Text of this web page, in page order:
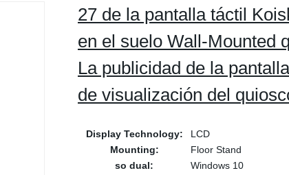
27 de la pantalla táctil
en el suelo Wall-Mounted
La publicidad de la
de visualización del
Display Technology:
LCD
Mounting:
Floor Stand
so dual:
Windows 10